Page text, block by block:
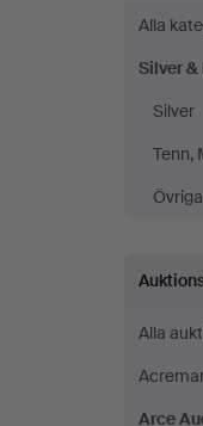
&
på
Arce
Alla
Silver
Silver
Tenn,
Alla
Arce